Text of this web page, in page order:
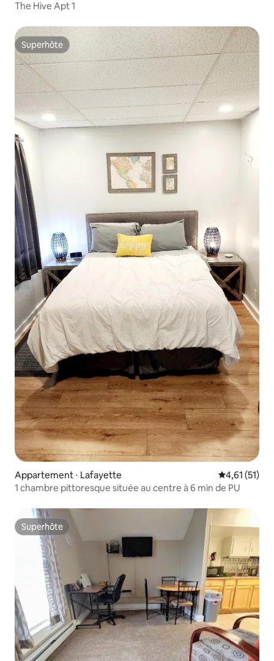
The Hive Apt 1
Superhôte
Superhôte
Appartement ⋅ Lafayette Évaluation
4,61 (51)
1 chambre pittoresque située au centre à 6 min de PU
Superhôte
Superhôte